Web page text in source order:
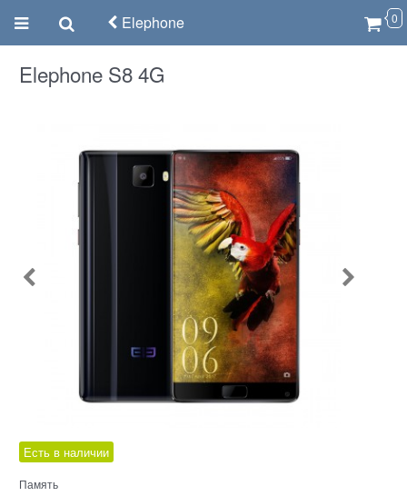
Elephone 0
Elephone S8 4G
Есть в наличии
Память